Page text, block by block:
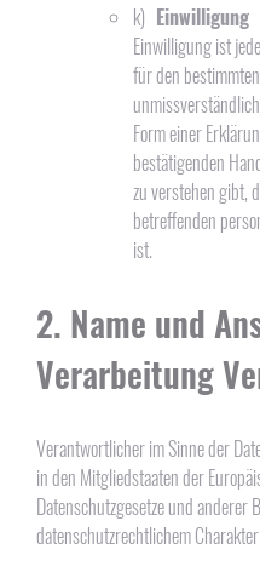
k) Einwilligung
Einwilligung ist
für den
Form einer
bestätigenden
zu verstehen gibt,
betreffenden
ist.
2. Name und
Verarbeitung
Verantwortlicher im Sinne der
in den Mitgliedstaaten der
Datenschutzgesetze und anderer
datenschutzrechtlichem